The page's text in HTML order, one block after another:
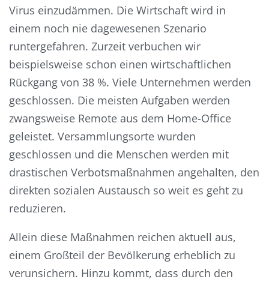
Virus einzudämmen. Die Wirtschaft wird in
einem noch nie dagewesenen Szenario
runtergefahren. Zurzeit verbuchen wir
beispielsweise schon einen wirtschaftlichen
Rückgang von 38 %. Viele Unternehmen werden
geschlossen. Die meisten Aufgaben werden
zwangsweise Remote aus dem Home-Office
geleistet. Versammlungsorte wurden
geschlossen und die Menschen werden mit
drastischen Verbotsmaßnahmen angehalten, den
direkten sozialen Austausch so weit es geht zu
reduzieren.
Allein diese Maßnahmen reichen aktuell aus,
einem Großteil der Bevölkerung erheblich zu
verunsichern. Hinzu kommt, dass durch den